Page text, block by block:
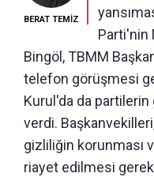
BERAT TEMİZ
Parti'nin
Bingöl, TBMM
telefon görüşmesi
Kurul'da da
verdi.
gizliliğin korunması
riayet edilmesi